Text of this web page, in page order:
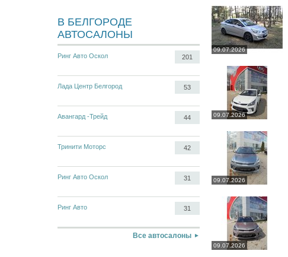
В БЕЛГОРОДЕ
АВТОСАЛОНЫ
Ринг Авто Оскол 201
Лада Центр Белгород 53
Авангард -Трейд 44
Тринити Моторс 42
Ринг Авто Оскол 31
Ринг Авто 31
Все автосалоны
09.07.2026
09.07.2026
09.07.2026
09.07.2026